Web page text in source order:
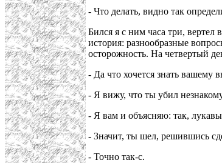
- Что делать, видно так
Бился я с ним часа три, вертел
история: разнообразные
осторожность. На четвертый
- Да что хочется знать вашему
- Я вижу, что ты убил
- Я вам и объясняю: так,
- Значит, ты шел, решившись
- Точно так-с.